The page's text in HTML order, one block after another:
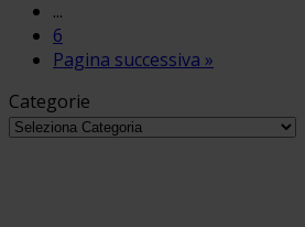
...
6
Pagina successiva »
Categorie